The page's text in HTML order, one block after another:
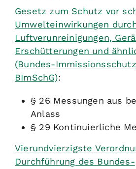
Gesetz zum Schutz vor
Umwelteinwirkungen
Luftverunreinigungen,
Erschütterungen und
(Bundes-
BImSchG):
§ 26 Messungen aus
Anlass
§ 29 Kontinuierliche
Vierundvierzigste
Durchführung des Bundes-